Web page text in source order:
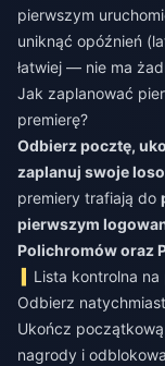
pierwszym
uniknąć opóźnień
łatwiej — nie ma
Jak zaplanować
premierę?
Odbierz pocztę,
zaplanuj swoje
premiery trafiają do
pierwszym
Polichromów oraz
Lista kontrolna
Odbierz
Ukończ
nagrody i